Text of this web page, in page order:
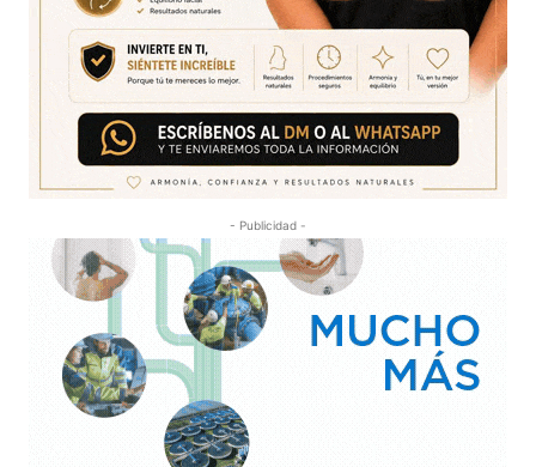
- Publicidad -